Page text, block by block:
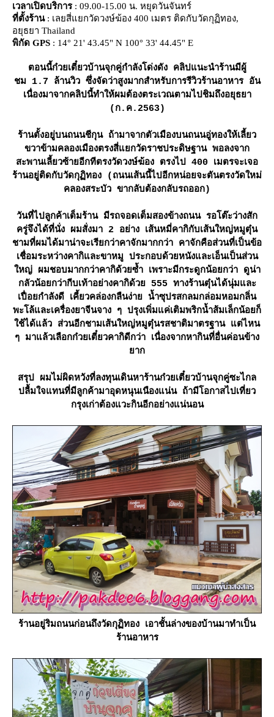
เวลาเปิดบริการ: 09.00-15.00 น. หยุดวันจันทร์
ที่ตั้งร้าน: เลยสี่แยกวัดวงษ์ฆ้อง 400 เมตร ติดกับวัดกุฏิทอง,
อยุธยา Thailand
พิกัด GPS : 14° 21' 43.45" N 100° 33' 44.45" E
ตอนนี้ก๋วยเตี๋ยวบ้านจุกคู่กำลังโด่งดัง คลิปแนะนำร้านมีผู้
ชม 1.7 ล้านวิว ซึ่งจัดว่าสูงมากสำหรับการรีวิวร้านอาหาร อัน
เนื่องมาจากคลิปนี้ทำให้ผมต้องตระเวณตามไปชิมถึงอยุธยา
(ก.ค.2563)
ร้านตั้งอยู่บนถนนชีกุน ถ้ามาจากตัวเมืองบนถนนอู่ทองให้เลี้ยว
ขวาข้ามคลองเมืองตรงสี่แยกวัดราชประดิษฐาน พอลงจาก
สะพานเลี้ยวซ้ายอีกทีตรงวัดวงษ์ฆ้อง ตรงไป 400 เมตรจะเจอ
ร้านอยู่ติดกับวัดกุฏิทอง (ถนนเส้นนี้ไปอีกหน่อยจะตันตรงวัดใหม่
คลองสระบัว ขากลับต้องกลับรถออก)
วันที่ไปลูกค้าเต็มร้าน มีรถจอดเต็มสองข้างถนน รอโต๊ะว่างสัก
ครู่จึงได้ที่นั่ง ผมสั่งมา 2 อย่าง เส้นหมี่คากิกับเส้นใหญ่หมูตุ๋น
ชามที่ผมได้มาน่าจะเรียกว่าคาจักมากกว่า คาจักคือส่วนที่เป็นข้อ
เชื่อมระหว่างคากิและขาหมู ประกอบด้วยหนังและเอ็นเป็นส่วน
หญ่ ผมชอบมากกว่าคากิด้วยซ้ำ เพราะมีกระดูกน้อยกว่า ดูน่า
กลัวน้อยกว่ากีบเท้าอย่างคากิด้วย 555 ทางร้านตุ๋นได้นุ่มและ
เปื่อยกำลังดี เคี้ยวคล่องกลืนง่าย น้ำซุปรสกลมกล่อมหอมกลิ่น
พะโล้และเครื่องยาจีนจาง ๆ ปรุงเพิ่มแค่เติมพริกน้ำส้มเล็กน้อยก็
ช้ได้แล้ว ส่วนอีกชามเส้นใหญ่หมูตุ๋นรสชาติมาตรฐาน แต่ไหน
ๆ มาแล้วเลือกก๋วยเตี๋ยวคากิดีกว่า เนื่องจากหากินที่อื่นค่อนข้าง
าก
สรุป ผมไม่ผิดหวังที่ลงทุนเดินหาร้านก๋วยเตี๋ยวบ้านจุกคู่ซะไกล
ปลื้มใจแทนที่มีลูกค้ามาอุดหนุนเนืองแน่น ถ้ามีโอกาสไปเที่ยว
กรุงเก่าต้องแวะกินอีกอย่างแน่นอน
ร้านอยู่ริมถนนก่อนถึงวัดกุฏิทอง เอาชั้นล่างของบ้านมาทำเป็น
ร้านอาหาร